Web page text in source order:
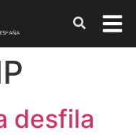
desfila